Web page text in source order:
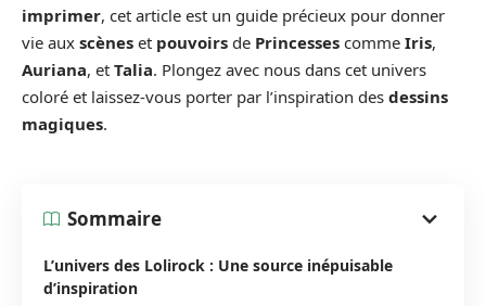
imprimer, cet article est un guide précieux pour donner
vie aux scènes et pouvoirs de Princesses comme Iris,
Auriana, et Talia. Plongez avec nous dans cet univers
coloré et laissez-vous porter par l’inspiration des dessins
magiques.
Sommaire
L’univers des Lolirock : Une source inépuisable
d’inspiration